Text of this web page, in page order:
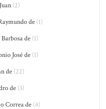
(2)
de (1)
de(1)
José de(1)
de(22)
de(3)
Correa de(4)